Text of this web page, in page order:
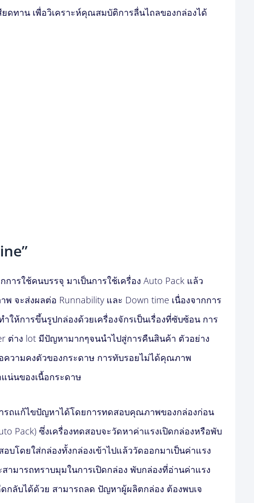
ดทาน เพื่อวิเคราะห์คุณสมบัติการลื่นไถลของกล่องได้
ารใช้คนบรรจุ มาเป็นการใช้เครื่อง Auto Pack แล้ว
จะส่งผลต่อ Runnability และ Down time เนื่องจากการ
ให้การขึ้นรูปกล่องด้วยเครื่องจักรเป็นเรื่องที่ซับซ้อน การ
ต่าง lot มีปัญหามากๆจนนำไปสู่การคืนสินค้า ตัวอย่าง
ความคงตัวของกระดาษ การทับรอยไม่ได้คุณภาพ
น่นของเนื้อกระดาษ
รถแก้ไขปัญหาได้โดยการทดสอบคุณภาพของกล่องก่อน
Pack) ซึ่งเครื่องทดสอบจะวัดหาค่าแรงเปิดกล่องหรือพับ
อบโดยใส่กล่องทั้งกล่องเข้าไปแล้ววัดออกมาเป็นค่าแรง
ามารถทราบมุมในการเปิดกล่อง พับกล่องที่อ่านค่าแรง
กลับได้ด้วย สามารถลด ปัญหาผู้ผลิตกล่อง ต้องพบเจ